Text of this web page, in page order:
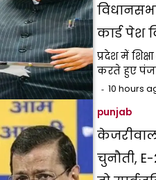
कार्ड पेश
प्रदेश में
करते हुए
10 hours
punjab
चुनौती,